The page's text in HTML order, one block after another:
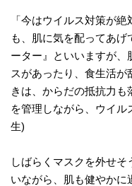
「今はウイルス対策が
も、肌に気を配ってあげ
ーター』といいますが、
スがあったり、食生活が
きは、からだの抵抗力
を管理しながら、ウイ
生)
しばらくマスクを外せ
いながら、肌も健やかに